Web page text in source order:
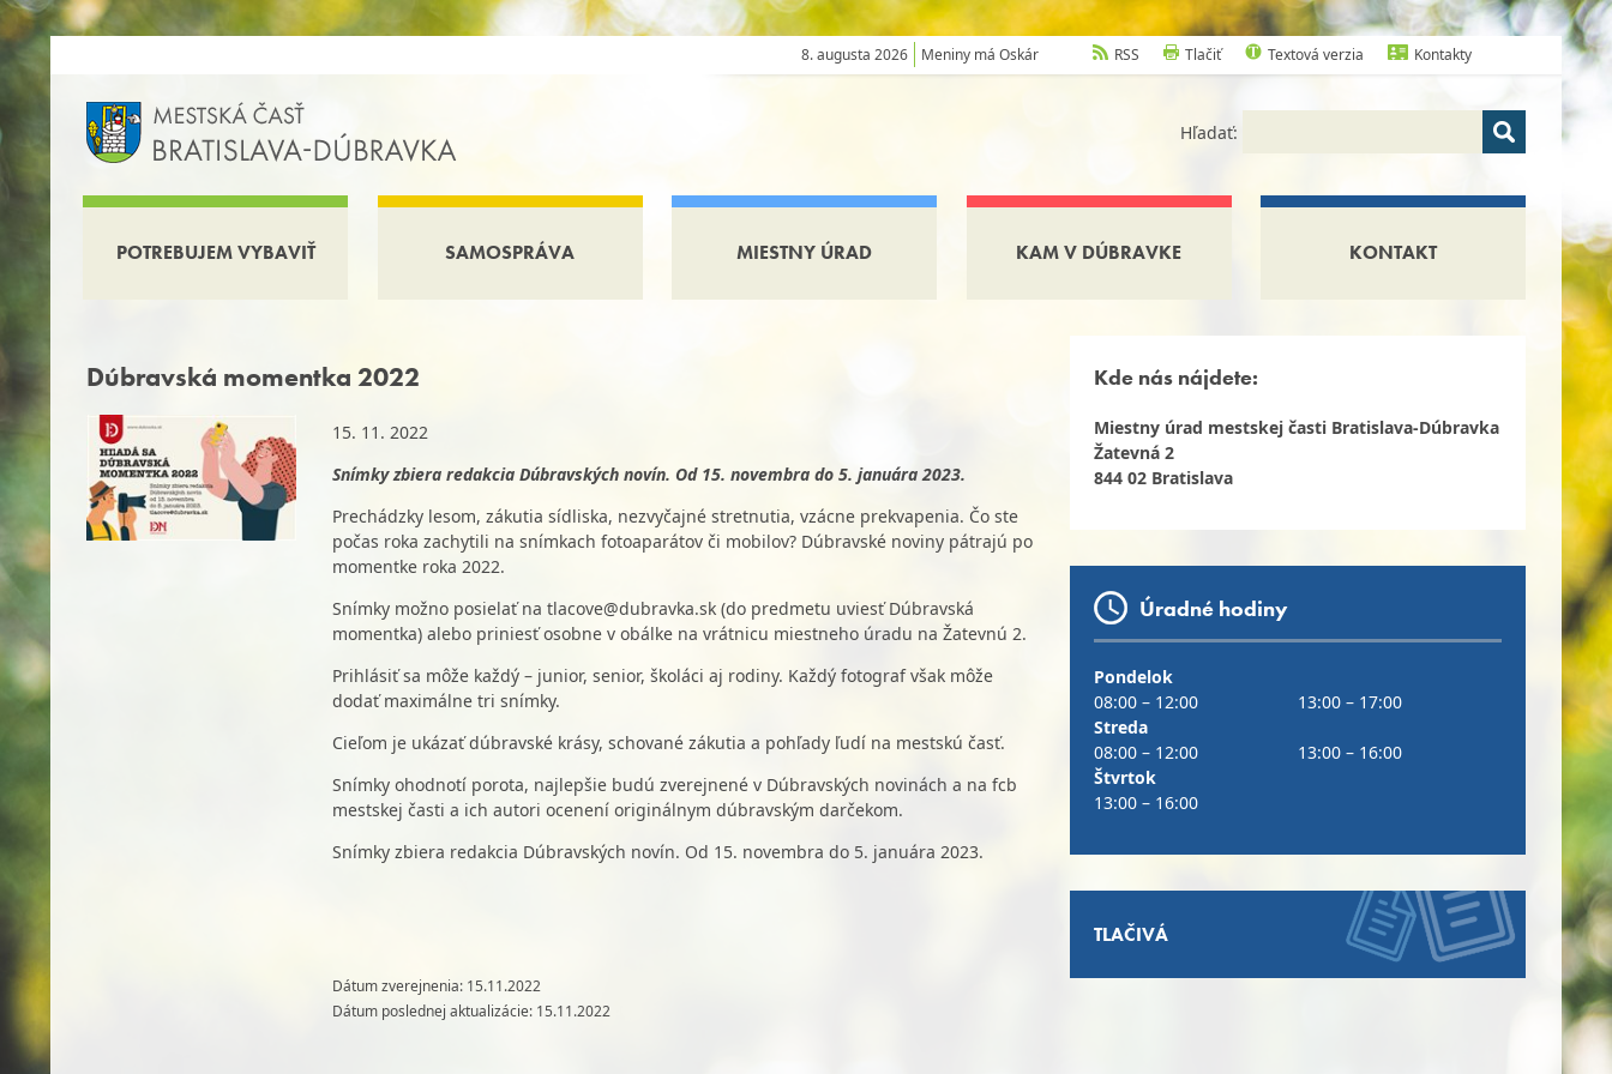
8. augusta 2026 Meniny má Oskár RSS Tlačiť Textová verzia Kontakty
Hľadať:
POTREBUJEM VYBAVIŤ SAMOSPRÁVA MIESTNY ÚRAD KAM V DÚBRAVKE KONTAKT
Dúbravská momentka 2022
15. 11. 2022
Snímky zbiera redakcia Dúbravských novín. Od 15. novembra do 5. januára 2023.
Prechádzky lesom, zákutia sídliska, nezvyčajné stretnutia, vzácne prekvapenia. Čo ste
počas roka zachytili na snímkach fotoaparátov či mobilov? Dúbravské noviny pátrajú po
momentke roka 2022.
Snímky možno posielať na tlacove@dubravka.sk (do predmetu uviesť Dúbravská
momentka) alebo priniesť osobne v obálke na vrátnicu miestneho úradu na Žatevnú 2.
Prihlásiť sa môže každý – junior, senior, školáci aj rodiny. Každý fotograf však môže
dodať maximálne tri snímky.
Cieľom je ukázať dúbravské krásy, schované zákutia a pohľady ľudí na mestskú časť.
Snímky ohodnotí porota, najlepšie budú zverejnené v Dúbravských novinách a na fcb
mestskej časti a ich autori ocenení originálnym dúbravským darčekom.
Snímky zbiera redakcia Dúbravských novín. Od 15. novembra do 5. januára 2023.
Dátum zverejnenia: 15.11.2022
Dátum poslednej aktualizácie: 15.11.2022
Kde nás nájdete:
Miestny úrad mestskej časti Bratislava-Dúbravka
Žatevná 2
844 02 Bratislava
Úradné hodiny
Pondelok
08:00 – 12:00
13:00 – 17:00
Streda
08:00 – 12:00
13:00 – 16:00
Štvrtok
13:00 – 16:00
TLAČIVÁ